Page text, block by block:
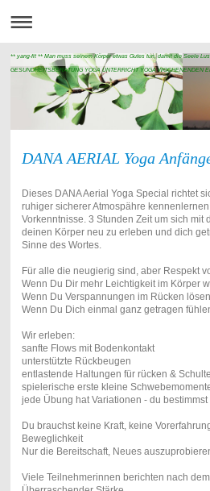
** yang-fit ** Man muss seinem Körper etwas Gutes tun, damit die Seele
GESUNDHEITSBERATUNG YOGA UNTERRICHT YOGA
DANA AERIAL Yoga
Dieses DANA Aerial Yoga Special richtet
ruhiger sicherer Atmospähre
Vorkenntnisse. 3 Stunden Zeit um sich mit
deinen Körper neu zu erleben und dich
Sinne des Wortes.
Für alle die neugierig sind, aber Respekt
Wenn Du Dir mehr Leichtigkeit im Körper
Wenn Du Verspannungen im Rücken
Wenn Du Dich einmal ganz getragen
Wir erleben:
sanfte Flows mit Bodenkontakt
unterstützte Rückbeugen
entlastende Haltungen für rücken &
spielerische erste kleine
jede Übung hat Variationen - du bestimmst
Du brauchst keine Kraft, keine
Beweglichkeit
Nur die Bereitschaft, Neues
Viele Teilnehmerinnen berichten nach